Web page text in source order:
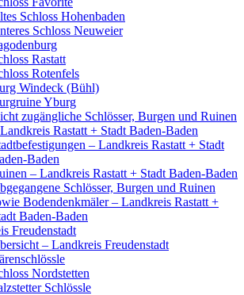
Schloss Hohenbaden
Schloss Neuweier
Rastatt
Rotenfels
Windeck (Bühl)
Yburg
zugängliche Schlösser, Burgen und Ruinen
Rastatt + Stadt Baden-Baden
– Landkreis Rastatt + Stadt
Baden
– Landkreis Rastatt + Stadt Baden-Baden
Schlösser, Burgen und Ruinen
Bodendenkmäler – Landkreis Rastatt +
Baden-Baden
Freudenstadt
– Landkreis Freudenstadt
Nordstetten
Schlössle